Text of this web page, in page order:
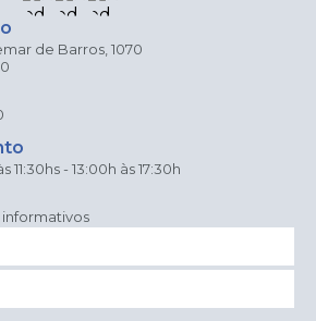
de Barros, 1070
11:30hs - 13:00h às 17:30h